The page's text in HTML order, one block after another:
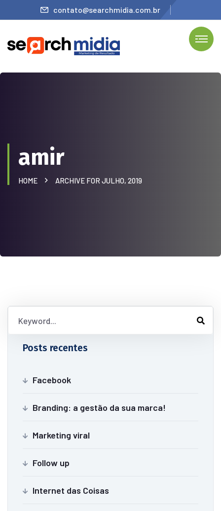
contato@searchmidia.com.br
amir
HOME ARCHIVE FOR JULHO, 2019
Posts recentes
Facebook
Branding: a gestão da sua marca!
Marketing viral
Follow up
Internet das Coisas